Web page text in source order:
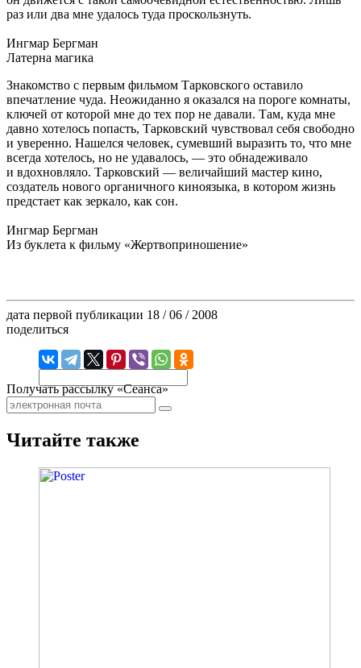
раз или два мне удалось туда проскользнуть.
Ингмар Бергман
Латерна магика
Знакомство с первым фильмом Тарковского оставило
впечатление чуда. Неожиданно я оказался на пороге комнаты,
ключей от которой мне до тех пор не давали. Там, куда мне
давно хотелось попасть, Тарковский чувствовал себя свободно
и уверенно. Нашелся человек, сумевший выразить то, что мне
всегда хотелось, но не удавалось, — это обнадеживало
и вдохновляло. Тарковский — величайший мастер кино,
создатель нового органичного киноязыка, в котором жизнь
предстает как зеркало, как сон.
Ингмар Бергман
Из буклета к фильму «Жертвоприношение»
дата первой публикации 18 / 06 / 2008
поделиться
Получать рассылку «Сеанса»
Читайте также